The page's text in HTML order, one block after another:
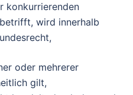
konkurrierenden
wird innerhalb
oder mehrerer
gilt,